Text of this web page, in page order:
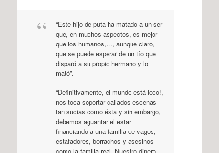
“Este hijo de puta ha matado a un ser
que, en muchos aspectos, es mejor
que los humanos,…, aunque claro,
que se puede esperar de un tío que
disparó a su propio hermano y lo
mató”.
“Definitivamente, el mundo está loco!,
nos toca soportar callados escenas
tan sucias como ésta y sin embargo,
debemos aguantar el estar
financiando a una familia de vagos,
estafadores, borrachos y asesinos
como la familia real. Nuestro dinero